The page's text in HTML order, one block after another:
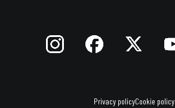
Privacy policyCookie policy